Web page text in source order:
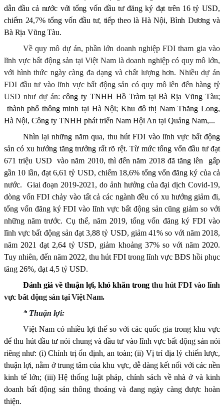
dẫn đầu cả nước với tổng vốn đầu tư đăng ký đạt trên 16 tỷ USD,
chiếm 24,7% tổng vốn đầu tư, tiếp theo là Hà Nội, Bình Dương và
Bà Rịa Vũng Tàu.
Về quy mô dự án, phần lớn doanh nghiệp FDI tham gia vào
lĩnh vực bất động sản tại Việt Nam là doanh nghiệp có quy mô lớn,
với hình thức ngày càng đa dạng và chất lượng hơn. Nhiều dự án
FDI đầu tư vào lĩnh vực bất động sản có quy mô lên đến hàng tỷ
USD như dự án:công ty TNHH Hồ Tràm tại Bà Rịa Vũng Tàu;
thành phố thông minh tại Hà Nội; Khu đô thị Nam Thăng Long,
Hà Nội, Công ty TNHH phát triển Nam Hội An tại Quảng Nam,...
Nhìn lại những năm qua, thu hút FDI vào lĩnh vực bất động
sản có xu hướng tăng trưởng rất rõ rệt. Từ mức tổng vốn đầu tư đạt
671 triệu USD
vào năm 2010, thì đến năm 2018 đã tăng lên
gấp
gần 10 lần, đạt 6,61 tỷ USD, chiếm 18,6% tổng vốn đăng ký của cả
nước.
Giai đoạn 2019-2021, do ảnh hưởng của đại dịch Covid-19,
dòng vốn FDI chảy vào tất cả các ngành đều có xu hướng giảm đi,
tổng vốn đăng ký FDI vào lĩnh vực bất động sản cũng giảm so với
những năm trước. Cụ thể, năm 2019, tổng vốn đăng ký FDI vào
lĩnh vực bất động sản đạt 3,88 tỷ USD, giảm 41% so với năm 2018,
năm 2021 đạt 2,64 tỷ USD, giảm khoảng 37% so với năm 2020.
Tuy nhiên, đến năm 2022, thu hút FDI trong lĩnh vực BĐS hồi phục
tăng 26%, đạt 4,5 tỷ USD.
Đánh giá về thuận lợi, khó khăn trongthu hút FDI vào lĩnh
vực bất động sản tại Việt Nam.
* Thuận lợi:
Việt Nam có nhiều lợi thế so với các quốc gia trong khu vực
để thu hút đầu tư nói chung và đầu tư vào lĩnh vực bất động sản nói
riêng như: (i) Chính trị ổn định, an toàn; (ii) Vị trí địa lý chiến lược,
thuận lợi, nằm ở trung tâm của khu vực, dễ dàng kết nối với các nền
kinh tế lớn; (iii) Hệ thống luật pháp, chính sách về nhà ở và kinh
doanh bất động sản thông thoáng và đang ngày càng được hoàn
thiện.